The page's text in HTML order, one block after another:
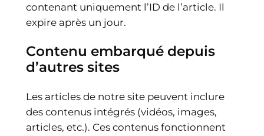
contenant uniquement l’ID de l’article. Il
expire après un jour.
Contenu embarqué depuis
d’autres sites
Les articles de notre site peuvent inclure
des contenus intégrés (vidéos, images,
articles, etc.). Ces contenus fonctionnent